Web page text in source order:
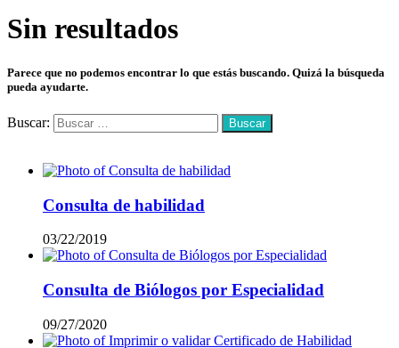
Sin resultados
Parece que no podemos encontrar lo que estás buscando. Quizá la búsqueda
pueda ayudarte.
Buscar:
Consulta de habilidad
03/22/2019
Consulta de Biólogos por Especialidad
09/27/2020